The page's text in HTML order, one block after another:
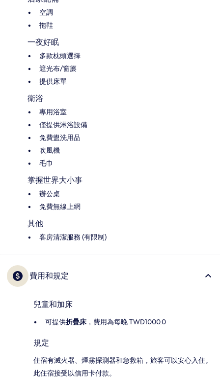
空調
拖鞋
一夜好眠
多款枕頭選擇
遮光布/窗簾
提供床單
衛浴
專用浴室
僅提供淋浴設備
免費盥洗用品
吹風機
毛巾
掌握世界大小事
辦公桌
免費無線上網
其他
客房清潔服務 (有限制)
費用和規定
兒童和加床
可提供折疊床 ，費用為每晚 TWD1000.0
規定
住宿有滅火器、煙霧探測器和急救箱，旅客可以安心入住。
此住宿接受以信用卡付款。